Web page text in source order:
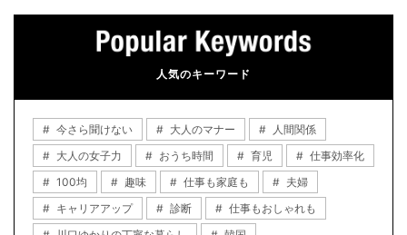
人気のキーワード
今さら聞けない 大人のマナー
人間関係
大人の女子力
おうち時間 育児
仕事効率化
100均
趣味 仕事も家庭も
夫婦
キャリアアップ
診断
仕事もおしゃれも